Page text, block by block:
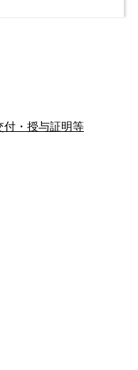
付・授与証明等